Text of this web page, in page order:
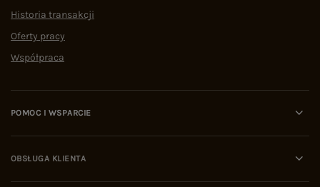
Historia transakcji
Oferty pracy
Współpraca
POMOC I WSPARCIE
OBSŁUGA KLIENTA